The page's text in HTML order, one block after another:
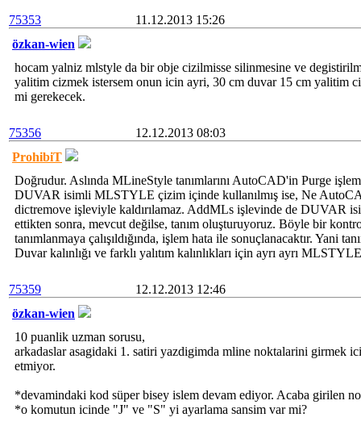
75353
11.12.2013 15:26
özkan-wien
hocam yalniz mlstyle da bir obje cizilmisse silinmesine ve
yalitim cizmek istersem onun icin ayri, 30 cm duvar 15 cm yalitim
mi gerekecek.
75356
12.12.2013 08:03
ProhibiT
Doğrudur. Aslında MLineStyle tanımlarını AutoCAD'in Purge
DUVAR isimli MLSTYLE çizim içinde kullanılmış ise, Ne
dictremove işleviyle kaldırılamaz. AddMLs işlevinde de DUVAR
ettikten sonra, mevcut değilse, tanım oluşturuyoruz. Böyle bir
tanımlanmaya çalışıldığında, işlem hata ile sonuçlanacaktır. Yani
Duvar kalınlığı ve farklı yalıtım kalınlıkları için ayrı ayrı
75359
12.12.2013 12:46
özkan-wien
10 puanlik uzman sorusu,
arkadaslar asagidaki 1. satiri yazdigimda mline noktalarini girmek
etmiyor.
*devamindaki kod süper bisey islem devam ediyor. Acaba girilen
*o komutun icinde "J" ve "S" yi ayarlama sansim var mi?